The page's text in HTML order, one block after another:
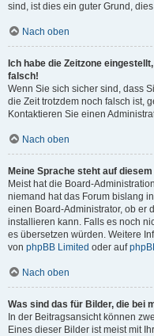
sind, ist dies ein guter Grund,
Nach oben
Ich habe die Zeitzone
falsch!
Wenn Sie sich sicher sind, dass
die Zeit trotzdem noch falsch ist,
Kontaktieren Sie einen
Nach oben
Meine Sprache steht auf
Meist hat die Board-
niemand hat das Forum bislang
einen Board-Administrator, ob er
installieren kann. Falls es noch
es übersetzen würden. Weitere
von phpBB Limited oder auf
Nach oben
Was sind das für Bilder, die bei
In der Beitragsansicht können
Eines dieser Bilder ist meist mit